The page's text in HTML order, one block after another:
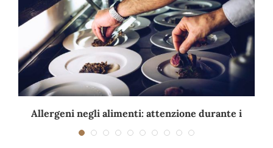
Allergeni negli alimenti: attenzione durante i
viaggi e...